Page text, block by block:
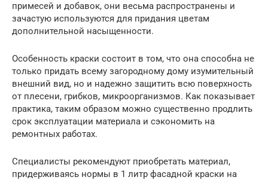
примесей и добавок, они весьма распространены и
зачастую используются для придания цветам
дополнительной насыщенности.
Особенность краски состоит в том, что она способна не
только придать всему загородному дому изумительный
внешний вид, но и надежно защитить всю поверхность
от плесени, грибков, микроорганизмов. Как показывает
практика, таким образом можно существенно продлить
срок эксплуатации материала и сэкономить на
ремонтных работах.
Специалисты рекомендуют приобретать материал,
придерживаясь нормы в 1 литр фасадной краски на